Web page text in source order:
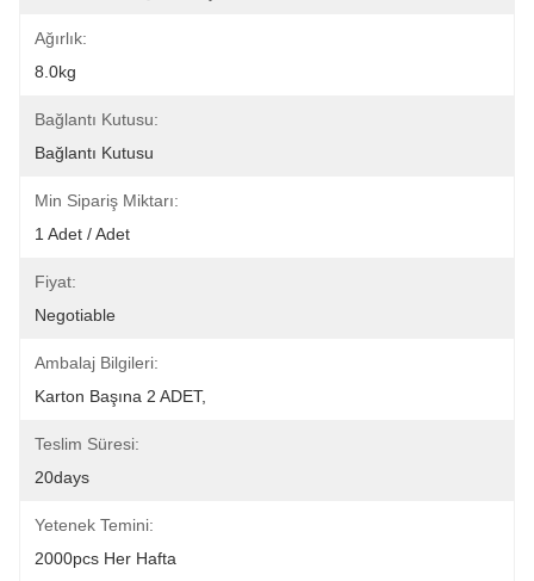
Ağırlık:
8.0kg
Bağlantı Kutusu:
Bağlantı Kutusu
Min Sipariş Miktarı:
1 Adet / Adet
Fiyat:
Negotiable
Ambalaj Bilgileri:
Karton Başına 2 ADET,
Teslim Süresi:
20days
Yetenek Temini:
2000pcs Her Hafta